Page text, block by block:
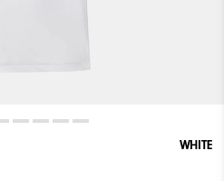
WHITE